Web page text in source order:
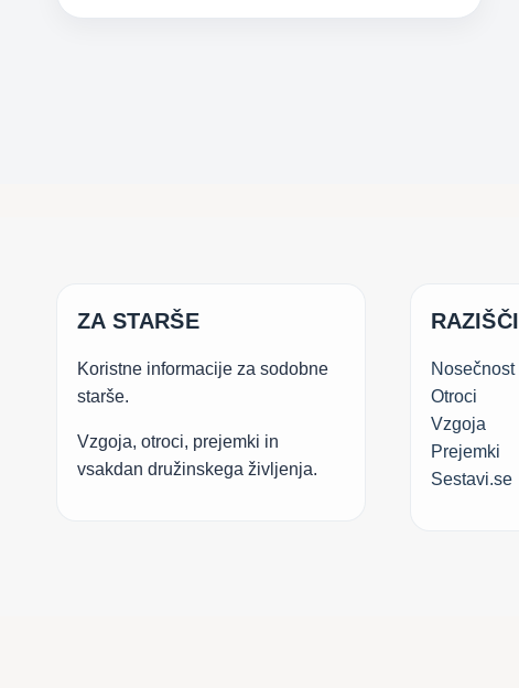
MLADIH
ZA STARŠE
Koristne informacije za sodobne
starše.
Vzgoja, otroci, prejemki in
vsakdan družinskega življenja.
RAZIŠČI
Nosečnost
Otroci
Vzgoja
Prejemki
Sestavi.se